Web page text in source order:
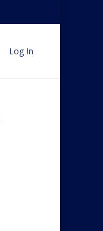
Log In